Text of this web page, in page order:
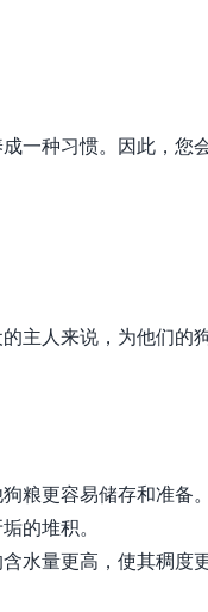
一种习惯。因此，您
主人来说，为他们的
粮更容易储存和准备
的堆积。
水量更高，使其稠度